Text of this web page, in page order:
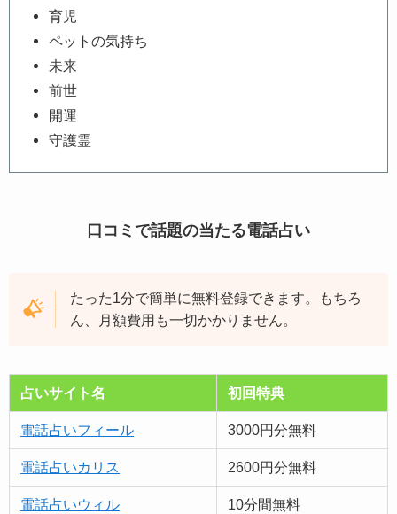
育児
ペットの気持ち
未来
前世
開運
守護霊
口コミで話題の当たる電話占い
たった1分で簡単に無料登録できます。もちろ
ん、月額費用も一切かかりません。
占いサイト名 初回特典
電話占いフィール 3000円分無料
電話占いカリス 2600円分無料
電話占いウィル 10分間無料